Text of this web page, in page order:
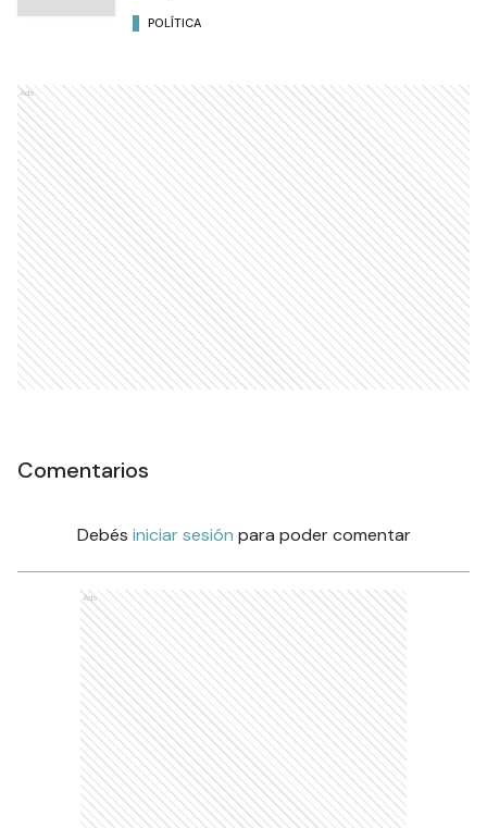
POLÍTICA
Ads
Comentarios
Debés iniciar sesión para poder comentar
Ads